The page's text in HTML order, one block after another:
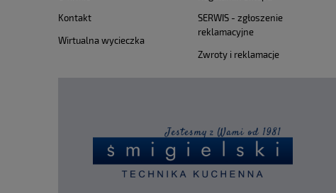
Kontakt
Wirtualna wycieczka
SERWIS - zgłoszenie
reklamacyjne
Zwroty i reklamacje